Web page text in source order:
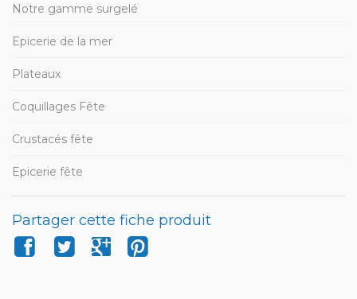
Notre gamme surgelé
Epicerie de la mer
Plateaux
Coquillages Fête
Crustacés fête
Epicerie fête
Partager cette fiche produit